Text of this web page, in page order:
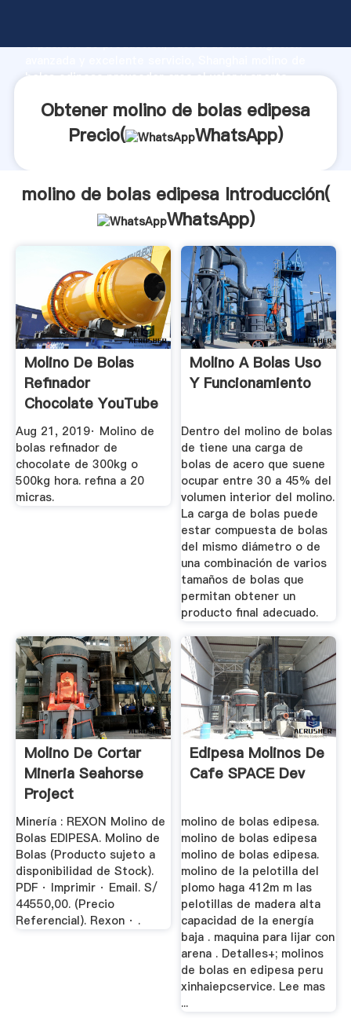
capacidad de producción, fuerza de investigación
bolas edipesa proveedor crea el valor y aporta
Obtener molino de bolas edipesa
Precio(
WhatsApp)
molino de bolas edipesa Introducción(
WhatsApp)
Molino De Bolas
Refinador
Chocolate YouTube
Aug 21, 2019· Molino de
bolas refinador de
chocolate de 300kg o
500kg hora. refina a 20
micras.
Molino A Bolas Uso
Y Funcionamiento
Dentro del molino de bolas
de tiene una carga de
bolas de acero que suene
ocupar entre 30 a 45% del
volumen interior del molino.
La carga de bolas puede
estar compuesta de bolas
del mismo diámetro o de
una combinación de varios
tamaños de bolas que
permitan obtener un
producto final adecuado.
Molino De Cortar
Mineria Seahorse
Project
Minería : REXON Molino de
Bolas EDIPESA. Molino de
Bolas (Producto sujeto a
disponibilidad de Stock).
PDF · Imprimir · Email. S/
44550,00. (Precio
Referencial). Rexon · .
Edipesa Molinos De
Cafe SPACE Dev
molino de bolas edipesa.
molino de bolas edipesa
molino de bolas edipesa.
molino de la pelotilla del
plomo haga 412m m las
pelotillas de madera alta
capacidad de la energía
baja . maquina para lijar con
arena . Detalles+; molinos
de bolas en edipesa peru
xinhaiepcservice. Lee mas
...